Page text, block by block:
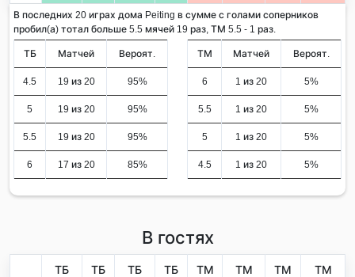
В последних 20 играх дома Peiting в сумме с голами соперников
пробил(а) тотал больше 5.5 мячей 19 раз, ТМ 5.5 - 1 раз.
ТБ Матчей Вероят.
4.5 19 из 20 95%
5 19 из 20 95%
5.5 19 из 20 95%
6 17 из 20 85%
ТМ Матчей Вероят.
6 1 из 20 5%
5.5 1 из 20 5%
5 1 из 20 5%
4.5 1 из 20 5%
В гостях
ТБ
ТБ
ТБ
ТБ
ТМ
ТМ
ТМ
ТМ